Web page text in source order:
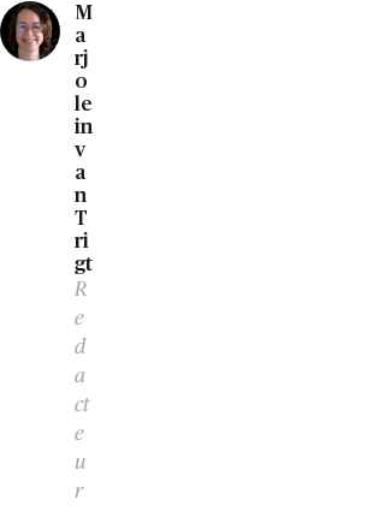
M
a
rj
o
le
in
v
a
n
T
ri
gt
R
e
d
a
ct
e
u
r